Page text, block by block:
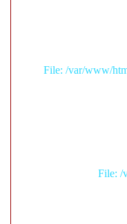
File: /var/www/
File: /